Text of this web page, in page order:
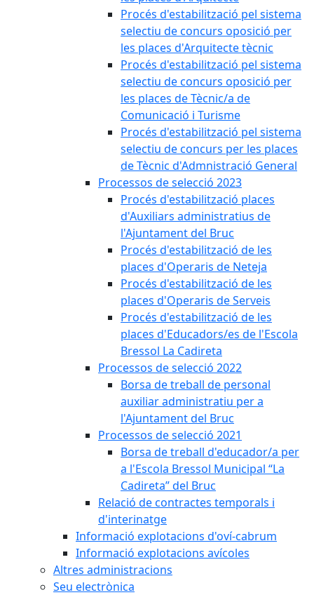
Procés d'estabilització pel sistema
selectiu de concurs oposició per
les places d'Arquitecte tècnic
Procés d'estabilització pel sistema
selectiu de concurs oposició per
les places de Tècnic/a de
Comunicació i Turisme
Procés d'estabilització pel sistema
selectiu de concurs per les places
de Tècnic d'Admnistració General
Processos de selecció 2023
Procés d'estabilització places
d'Auxiliars administratius de
l'Ajuntament del Bruc
Procés d'estabilització de les
places d'Operaris de Neteja
Procés d'estabilització de les
places d'Operaris de Serveis
Procés d'estabilització de les
places d'Educadors/es de l'Escola
Bressol La Cadireta
Processos de selecció 2022
Borsa de treball de personal
auxiliar administratiu per a
l'Ajuntament del Bruc
Processos de selecció 2021
Borsa de treball d'educador/a per
a l'Escola Bressol Municipal “La
Cadireta” del Bruc
Relació de contractes temporals i
d'interinatge
Informació explotacions d'oví-cabrum
Informació explotacions avícoles
Altres administracions
Seu electrònica